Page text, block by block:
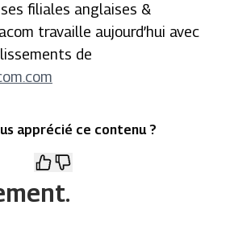
filiales anglaises &
travaille aujourd’hui avec
de
apprécié ce contenu ?